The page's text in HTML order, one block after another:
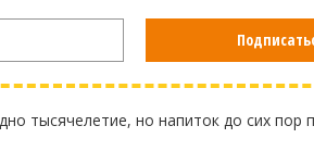
тысячелетие, но напиток до сих пор